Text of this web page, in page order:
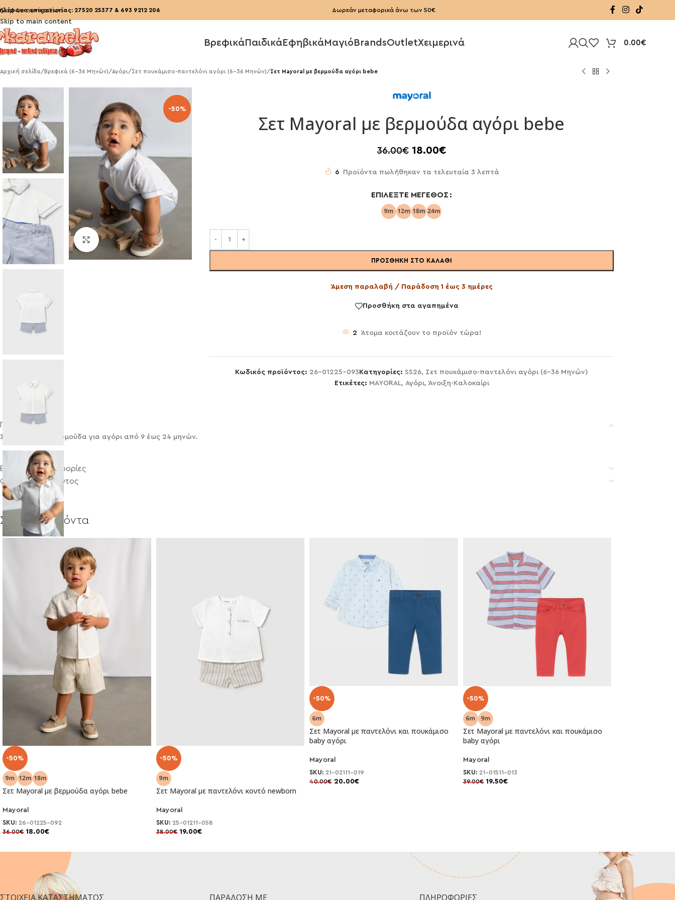
Skip to navigation
Skip to main content
επικοινωνίας: 27520 25377 & 693 9212 206 Δωρεάν μεταφορικά άνω των 50€
Βρεφικά Παιδικά ΕφηβικάΜαγιό BrandsOutletΧειμερινά 0.00€
Αρχική σελίδα/ Βρεφικά (6-36 Μηνών)/Αγόρι/Σετ πουκάμισο-παντελόνι αγόρι (6-36 Μηνών)/Σετ Mayoral με βερμούδα αγόρι bebe
-50%
Click to enlarge
Σετ Mayoral με βερμούδα αγόρι bebe
36.00€ 18.00€
6 Προϊόντα πωλήθηκαν τα τελευταία 3 λεπτά
ΕΠΙΛΈΞΤΕ ΜΈΓΕΘΟΣ
ΠΡΟΣΘΉΚΗ ΣΤΟ ΚΑΛΆΘΙ
Άμεση παραλαβή / Παράδοση 1 έως 3 ημέρες
Προσθήκη στα αγαπημένα
2 Άτομα κοιτάζουν το προϊόν τώρα!
Κωδικός προϊόντος: 26-01225-093 Κατηγορίες: SS26, Σετ πουκάμισο-παντελόνι αγόρι (6-36 Μηνών)
Ετικέτες: MAYORAL, Αγόρι, Άνοιξη-Καλοκαίρι
Περιγραφή
Σετ Mayoral με βερμούδα για αγόρι από 9 έως 24 μηνών.
Επιπλέον πληροφορίες
Φροντίδα προϊόντος
Σχετικά προϊόντα
-50%
Σετ Mayoral με βερμούδα αγόρι bebe
Mayoral
SKU: 26-01225-092
36.00€ 18.00€
-50%
Σετ Mayoral με παντελόνι κοντό newborn
Mayoral
SKU: 25-01211-058
38.00€ 19.00€
-50%
Σετ Mayoral με παντελόνι και πουκάμισο
baby αγόρι
Mayoral
SKU: 21-02111-019
40.00€ 20.00€
-50%
Σετ Mayoral με παντελόνι και πουκάμισο
baby αγόρι
Mayoral
SKU: 21-01511-013
39.00€ 19.50€
ΣΤΟΙΧΕΊΑ ΚΑΤΑΣΤΉΜΑΤΟΣ ΠΑΡΆΔΟΣΗ ΜΕ ΠΛΗΡΟΦΟΡΙΕΣ